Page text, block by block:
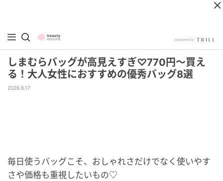
しまむらバッグが高見えすぎ♡770円〜買え
る！大人女性におすすめの優秀バッグ8選
2026.6.17
毎日使うバッグこそ、おしゃれさだけでなく使いやす
さや価格も重視したいもの♡